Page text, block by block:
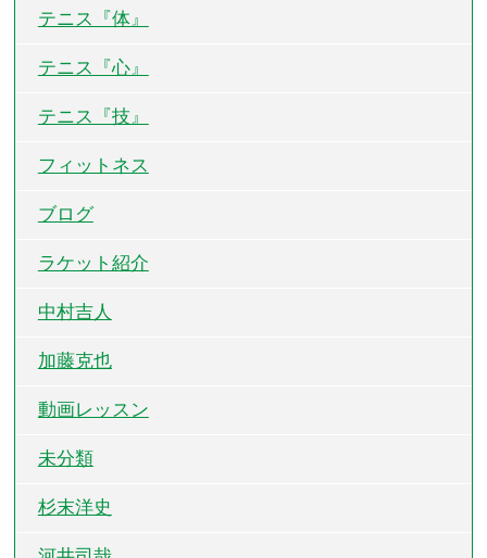
テニス『体』
テニス『心』
テニス『技』
フィットネス
ブログ
ラケット紹介
中村吉人
加藤克也
動画レッスン
未分類
杉末洋史